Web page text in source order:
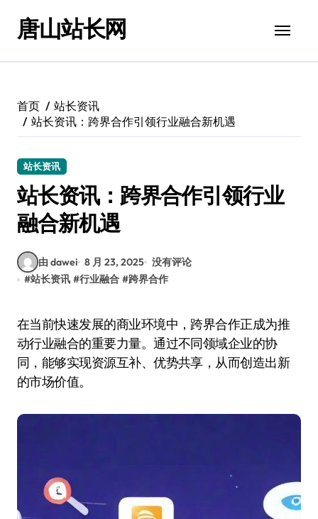
唐山站长网
首页
站长资讯
站长资讯：跨界合作引领行业融合新机遇
站长资讯
站长资讯：跨界合作引领行业
融合新机遇
由 dawei 8 月 23, 2025 没有评论
#站长资讯 #行业融合 #跨界合作
在当前快速发展的商业环境中，跨界合作正成为推
动行业融合的重要力量。通过不同领域企业的协
同，能够实现资源互补、优势共享，从而创造出新
的市场价值。